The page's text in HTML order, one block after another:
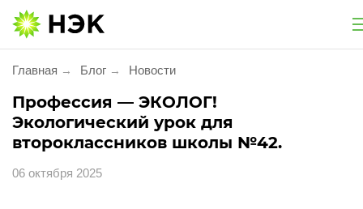
Национальная экологическая компания
Услуги
Утилизация и обезвреживание
Экологическое сопровождение
Главная → Блог → Новости
Профессия — ЭКОЛОГ!
Экологический урок для
второклассников школы №42.
06 октября 2025